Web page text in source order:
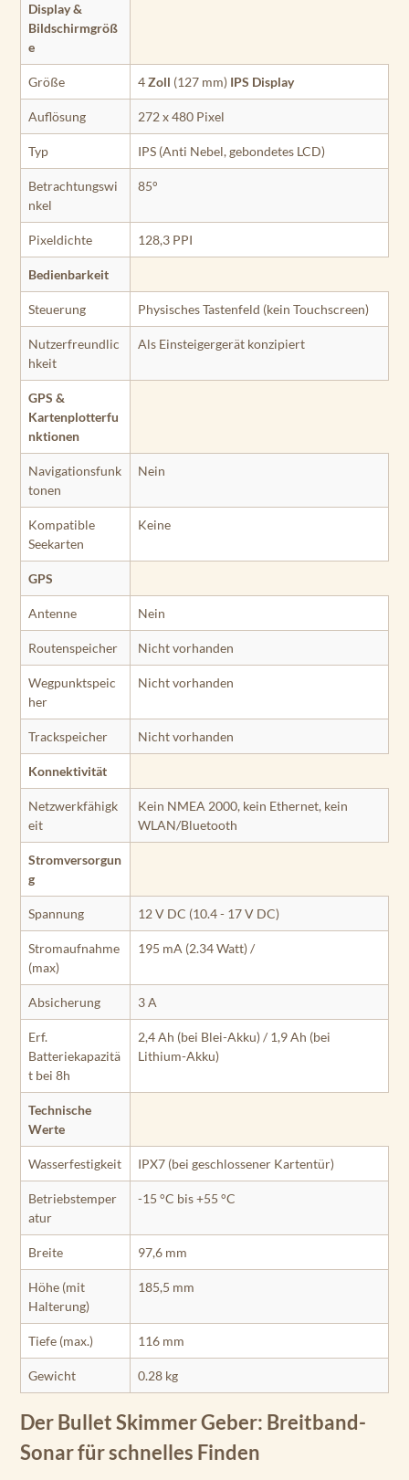
Display &
Bildschirmgröß
e
Größe 4Zoll (127 mm) IPS Display
Auflösung 272 x 480 Pixel
Typ IPS (Anti Nebel, gebondetes LCD)
Betrachtungswi
nkel
85°
Pixeldichte 128,3 PPI
Bedienbarkeit
Steuerung Physisches Tastenfeld (kein Touchscreen)
Nutzerfreundlic
hkeit
Als Einsteigergerät konzipiert
GPS &
Kartenplotterfu
nktionen
Navigationsfunk
tonen
Nein
Kompatible
Seekarten
Keine
GPS
Antenne Nein
Routenspeicher Nicht vorhanden
Wegpunktspeic
her
Nicht vorhanden
Trackspeicher Nicht vorhanden
Konnektivität
Netzwerkfähigk
eit
Kein NMEA 2000, kein Ethernet, kein
WLAN/Bluetooth
Stromversorgun
g
Spannung 12 V DC (10.4 - 17 V DC)
Stromaufnahme
(max)
195 mA (2.34 Watt) /
Absicherung 3 A
Erf.
Batteriekapazitä
t bei 8h
2,4 Ah (bei Blei-Akku) / 1,9 Ah (bei
Lithium-Akku)
Technische
Werte
Wasserfestigkeit IPX7 (bei geschlossener Kartentür)
Betriebstemper
atur
-15 °C bis +55 °C
Breite 97,6 mm
Höhe (mit
Halterung)
185,5 mm
Tiefe (max.) 116 mm
Gewicht 0.28 kg
Der Bullet Skimmer Geber: Breitband-
Sonar für schnelles Finden